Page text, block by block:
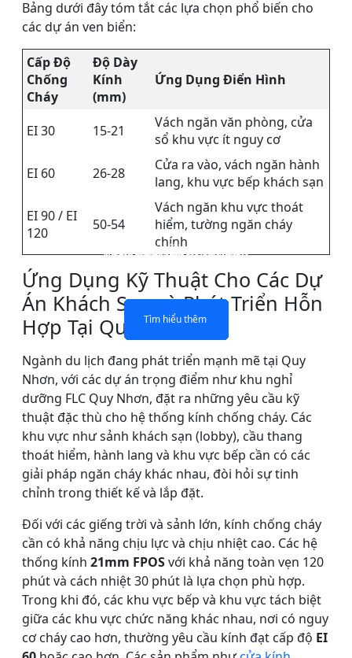
KÍNH CHỐNG CHÁY MỘT
Tìm hiểu thêm
KÍNH CHỐNG CHÁY
Tìm hiểu thêm
CỬA SỔ KÍNH CHỐNG
Tìm hiểu thêm
Vách ngăn KÍNH CHỐNG
Tìm hiểu thêm
Bảng dưới đây tóm tắt các lựa chọn phổ biến cho
các dự án ven biển:
Cấp Độ
Chống
Cháy
Độ Dày
Kính
(mm)
Ứng Dụng Điển Hình
EI 30 15-21
Vách ngăn văn phòng, cửa
sổ khu vực ít nguy cơ
EI 60
26-28
Cửa ra vào, vách ngăn hành
lang, khu vực bếp khách sạn
EI 90 / EI
120
50-54
Vách ngăn khu vực thoát
hiểm, tường ngăn cháy
chính
Ứng Dụng Kỹ Thuật Cho Các Dự
Án Khách Sạn và Phát Triển Hỗn
Hợp Tại Quy Nhơn
Ngành du lịch đang phát triển mạnh mẽ tại Quy
Nhơn, với các dự án trọng điểm như khu nghỉ
dưỡng FLC Quy Nhơn, đặt ra những yêu cầu kỹ
thuật đặc thù cho hệ thống kính chống cháy. Các
khu vực như sảnh khách sạn (lobby), cầu thang
thoát hiểm, hành lang và khu vực bếp cần có các
giải pháp ngăn cháy khác nhau, đòi hỏi sự tinh
chỉnh trong thiết kế và lắp đặt.
Đối với các giếng trời và sảnh lớn, kính chống cháy
cần có khả năng chịu lực và chịu nhiệt cao. Các hệ
thống kính 21mm FPOSvới khả năng toàn vẹn 120
phút và cách nhiệt 30 phút là lựa chọn phù hợp.
Trong khi đó, các khu vực bếp và khu vực tách biệt
giữa các khu vực chức năng khác nhau, nơi có nguy
cơ cháy cao hơn, thường yêu cầu kính đạt cấp độ EI